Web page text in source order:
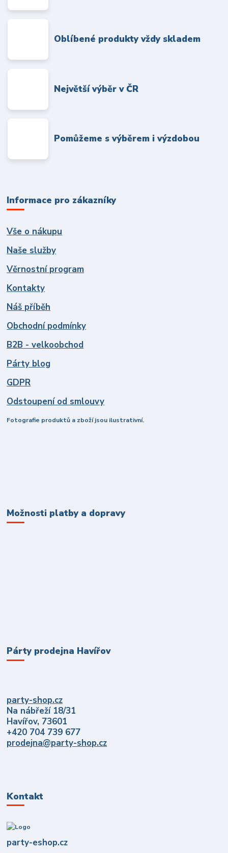
Oblíbené produkty vždy skladem
Největší výběr v ČR
Pomůžeme s výběrem i výzdobou
Informace pro zákazníky
Vše o nákupu
Naše služby
Věrnostní program
Kontakty
Náš příběh
Obchodní podmínky
B2B - velkoobchod
Párty blog
GDPR
Odstoupení od smlouvy
Fotografie produktů a zboží jsou ilustrativní.
Možnosti platby a dopravy
Párty prodejna Havířov
party-shop.cz
Na nábřeží 18/31
Havířov, 73601
+420 704 739 677
prodejna@party-shop.cz
Kontakt
party-eshop.cz